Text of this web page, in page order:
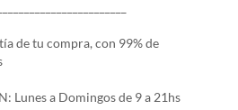
de tu compra, con 99% de
Lunes a Domingos de 9 a 21hs